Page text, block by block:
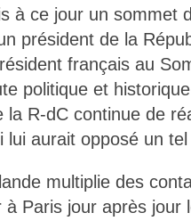
à ce jour un sommet
président de la
français au
politique et
la R-dC continue de
lui aurait opposé un
multiplie des
Paris jour après jour